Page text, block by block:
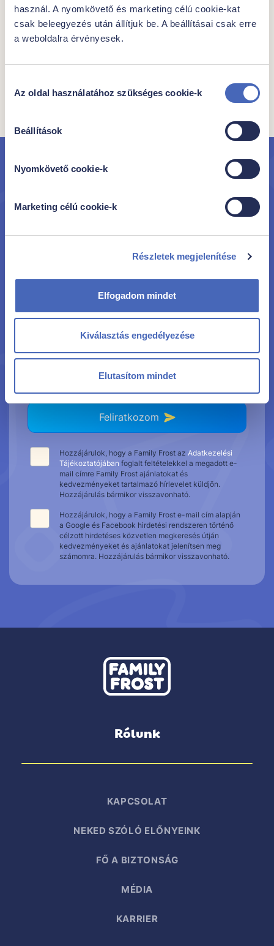
használ. A nyomkövető és marketing célú cookie-kat
csak beleegyezés után állítjuk be. A beállításai csak erre
a weboldalra érvényesek.
kiválasztása
Az oldal használatához szükséges cookie-k
Beállítások
Nyomkövető cookie-k
Marketing célú cookie-k
Részletek megjelenítése
Elfogadom mindet
Kiválasztás engedélyezése
Elutasítom mindet
Hozzájárulok, hogy a Family Frost az Adatkezelési
Tájékoztatójában foglalt feltételekkel a megadott e- mail
címre Family Frost ajánlatokat és kedvezményeket
visszavonható.
Iratkozz fel hírlevelünkre
hogy elsőként értesülhess új termékeinkről és
Feliratkozom
Hozzájárulok, hogy a Family Frost az Adatkezelési
Tájékoztatójában foglalt feltételekkel a megadott e-
mail címre Family Frost ajánlatokat és
kedvezményeket tartalmazó hírlevelet küldjön.
Hozzájárulás bármikor visszavonható.
Hozzájárulok, hogy a Family Frost e-mail cím alapján
a Google és Facebook hirdetési rendszeren történő
célzott hirdetéses közvetlen megkeresés útján
kedvezményeket és ajánlatokat jelenítsen meg
számomra. Hozzájárulás bármikor visszavonható.
Rólunk
KAPCSOLAT
NEKED SZÓLÓ ELŐNYEINK
FŐ A BIZTONSÁG
MÉDIA
KARRIER